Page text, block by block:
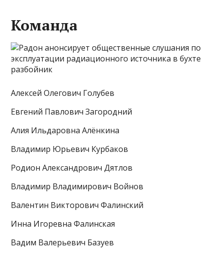
Команда
Алексей Олегович Голубев
Евгений Павлович Загородний
Алия Ильдаровна Алёнкина
Владимир Юрьевич Курбаков
Родион Александрович Дятлов
Владимир Владимирович Войнов
Валентин Викторович Фалинский
Инна Игоревна Фалинская
Вадим Валерьевич Базуев